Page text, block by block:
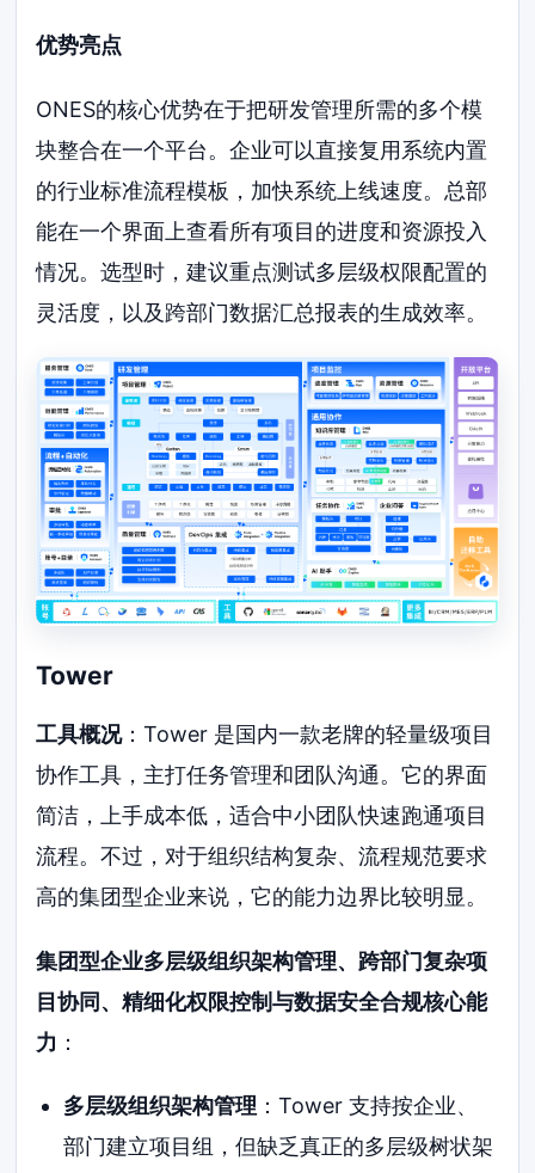
优势亮点
ONES的核心优势在于把研发管理所需的多个模
块整合在一个平台。企业可以直接复用系统内置
的行业标准流程模板，加快系统上线速度。总部
能在一个界面上查看所有项目的进度和资源投入
情况。选型时，建议重点测试多层级权限配置的
灵活度，以及跨部门数据汇总报表的生成效率。
Tower
工具概况：Tower 是国内一款老牌的轻量级项目
协作工具，主打任务管理和团队沟通。它的界面
简洁，上手成本低，适合中小团队快速跑通项目
流程。不过，对于组织结构复杂、流程规范要求
高的集团型企业来说，它的能力边界比较明显。
集团型企业多层级组织架构管理、跨部门复杂项
目协同、精细化权限控制与数据安全合规核心能
力 ：
多层级组织架构管理 ：Tower 支持按企业、
部门建立项目组，但缺乏真正的多层级树状架